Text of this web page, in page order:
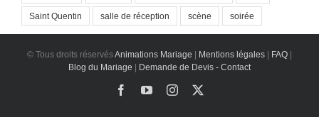
Saint Quentin salle de réception scène soirée
© Tous droits réservésAnimations Mariage Mentions légales FAQ
Blog du Mariage
Demande de Devis - Contact
FacebookYouTubeInstagram